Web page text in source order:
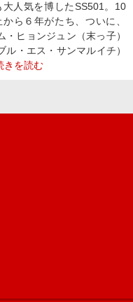
大人気を博したSS501。10
ら６年がたち、ついに、
ヒョンジュン（末っ子）
・エス・サンマルイチ）
きを読む